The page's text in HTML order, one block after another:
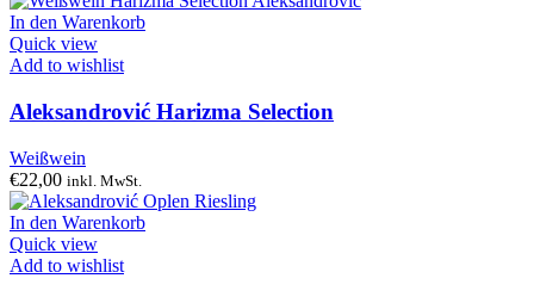
In den Warenkorb
Quick view
Add to wishlist
Aleksandrović Harizma Selection
Weißwein
€22,00 inkl. MwSt.
In den Warenkorb
Quick view
Add to wishlist